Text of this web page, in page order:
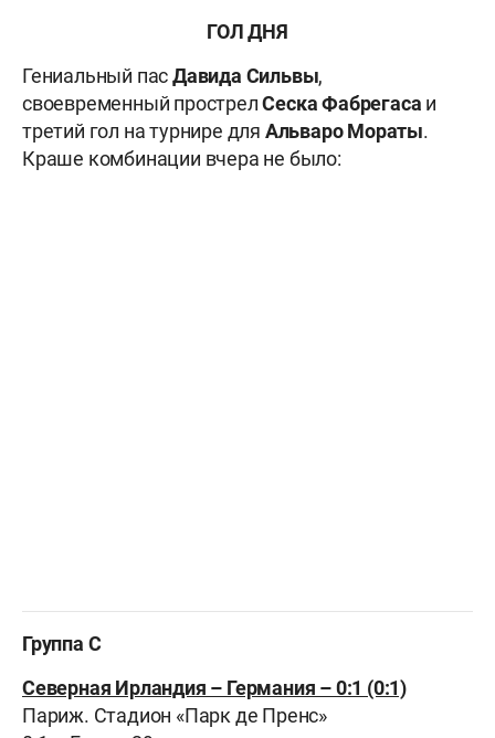
ГОЛ ДНЯ
Гениальный пасДавида Сильвы,
своевременный прострелСеска Фабрегаса и
третий гол на турнире для Альваро Мораты.
Краше комбинации вчера не было:
Группа С
Северная Ирландия – Германия – 0:1 (0:1)
Париж. Стадион «Парк де Пренс»